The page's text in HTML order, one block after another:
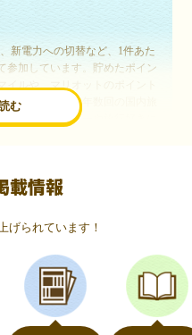
む
新電力への切替など、1件あた
参加しています。貯めたポイン
で、ほぼ無料で年数回の国内旅
ピーは陸マイラーや旅行好きに
ピングが、モッピーでお得
した。空いた時間にスマホで買
ピーを経由するだけでショップ
重で貯まることを知り、ビック
ッピーを経由するだけでポイ
ほしかった～！貯まったポイ
載情報
げられています！